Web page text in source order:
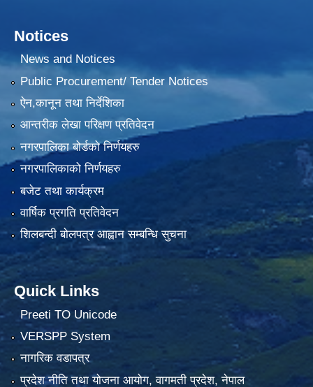
Notices
News and Notices
Public Procurement/ Tender Notices
ऐन,कानून तथा निर्देशिका
आन्तरीक लेखा परिक्षण प्रतिवेदन
नगरपालिका बोर्डको निर्णयहरु
नगरपालिकाको निर्णयहरु
बजेट तथा कार्यक्रम
वार्षिक प्रगति प्रतिवेदन
शिलबन्दी बोलपत्र आह्वान सम्बन्धि सुचना
Quick Links
Preeti TO Unicode
VERSPP System
नागरिक वडापत्र
प्रदेश नीति तथा योजना आयोग, वागमती प्रदेश, नेपाल